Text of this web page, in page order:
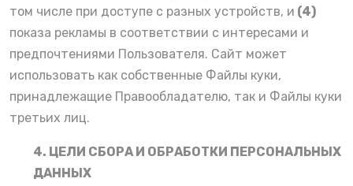
том числе при доступе с разных устройств, и (4)
показа рекламы в соответствии с интересами и
предпочтениями Пользователя. Сайт может
использовать как собственные Файлы куки,
принадлежащие Правообладателю, так и Файлы куки
третьих лиц.
4. ЦЕЛИ СБОРА И ОБРАБОТКИ ПЕРСОНАЛЬНЫХ
ДАННЫХ